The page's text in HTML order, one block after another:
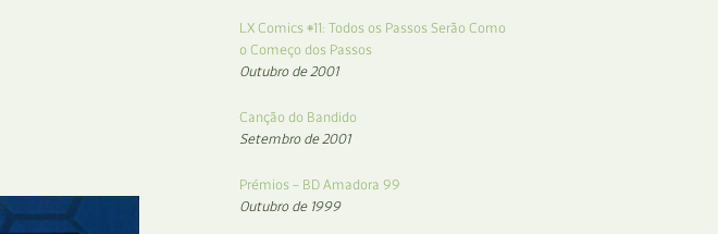
LX Comics #11: Todos os Passos Serão Como
o Começo dos Passos
Outubro de 2001
Canção do Bandido
Setembro de 2001
Prémios – BD Amadora 99
Outubro de 1999